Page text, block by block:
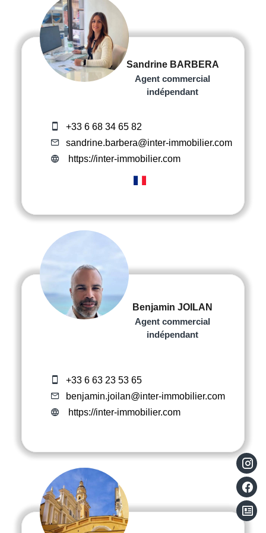
Sandrine BARBERA
Agent commercial
indépendant
+33 6 68 34 65 82
sandrine.barbera@inter-immobilier.com
https://inter-immobilier.com
Benjamin JOILAN
Agent commercial
indépendant
+33 6 63 23 53 65
benjamin.joilan@inter-immobilier.com
https://inter-immobilier.com